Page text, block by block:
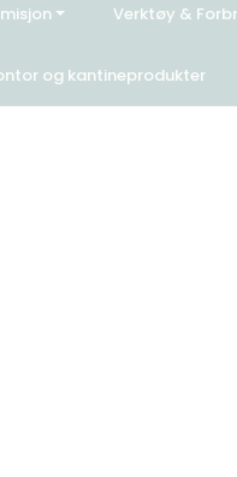
inn! Verktøy &
og kantineprodukter